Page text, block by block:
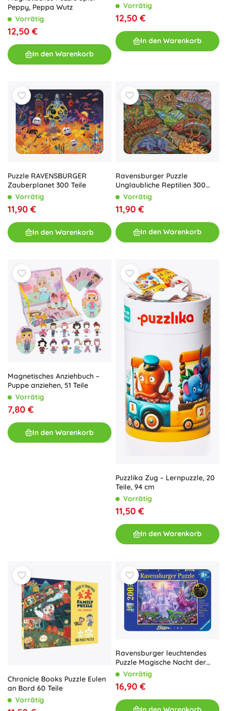
Peppy, Peppa Wutz
Vorrätig
12,50 €
In den Warenkorb
Maschinen
Vorrätig
12,50 €
In den Warenkorb
Puzzle RAVENSBURGER
Zauberplanet 300 Teile
Vorrätig
11,90 €
In den Warenkorb
Ravensburger Puzzle
Unglaubliche Reptilien 300
TeileVorrätig
11,90 €
In den Warenkorb
Magnetisches Anziehbuch –
Puppe anziehen, 51 Teile
Vorrätig
7,80 €
In den Warenkorb
Puzzlika Zug – Lernpuzzle, 20
Teile, 94 cm
Vorrätig
11,50 €
In den Warenkorb
Chronicle Books Puzzle Eulen
an Bord 60 Teile
Vorrätig
Ravensburger leuchtendes
Puzzle Magische Nacht der
Einhörner XXL 200 Teile
Vorrätig
16,90 €